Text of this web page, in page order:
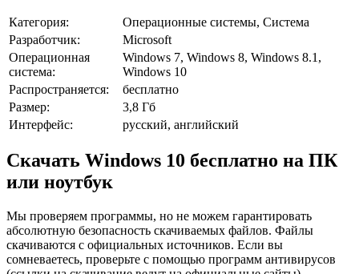
Категория:
Операционные системы, Система
Разработчик:
Microsoft
Операционная
система:
Windows 7, Windows 8, Windows 8.1,
Windows 10
Распространяется:
бесплатно
Размер:
3,8 Гб
Интерфейс:
русский, английский
Скачать Windows 10 бесплатно на ПК
или ноутбук
Мы проверяем программы, но не можем гарантировать
абсолютную безопасность скачиваемых файлов. Файлы
скачиваются с официальных источников. Если вы
сомневаетесь, проверьте с помощью программ антивирусов